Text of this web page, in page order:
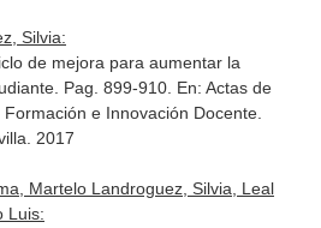
Silvia:
de mejora para aumentar la
Pag. 899-910. En: Actas de
e Innovación Docente.
2017
Martelo Landroguez, Silvia, Leal
Luis: